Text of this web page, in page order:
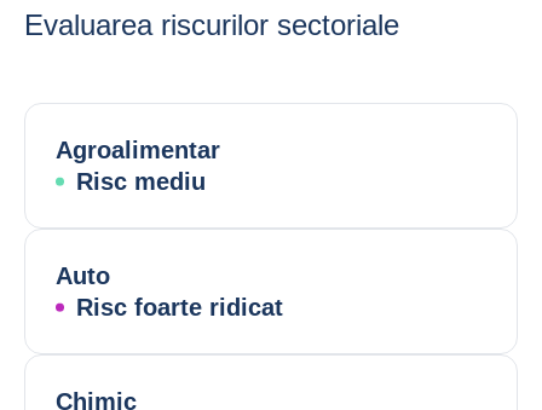
Evaluarea riscurilor sectoriale
Agroalimentar
Risc mediu
Auto
Risc foarte ridicat
Chimic